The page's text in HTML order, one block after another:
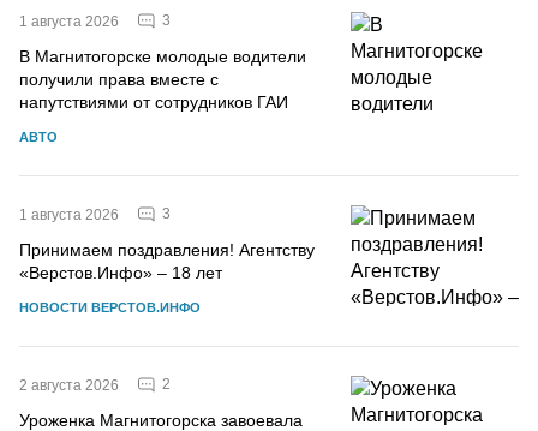
1 августа 2026 3
В Магнитогорске молодые водители
получили права вместе с
напутствиями от сотрудников ГАИ
АВТО
1 августа 2026 3
Принимаем поздравления! Агентству
«Верстов.Инфо» – 18 лет
НОВОСТИ ВЕРСТОВ.ИНФО
2 августа 2026 2
Уроженка Магнитогорска завоевала